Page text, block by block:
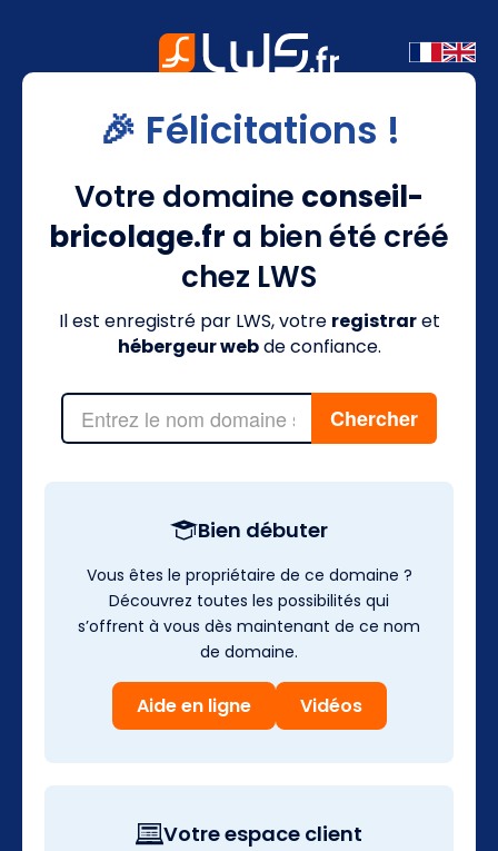
🎉 Félicitations !
Votre domaine conseil-
bricolage.fr a bien été créé
chez LWS
Il est enregistré par LWS, votre registraret
hébergeur webde confiance.
Bien débuter
Vous êtes le propriétaire de ce domaine ?
Découvrez toutes les possibilités qui
s’offrent à vous dès maintenant de ce nom
de domaine.
Aide en ligne Vidéos
Votre espace client